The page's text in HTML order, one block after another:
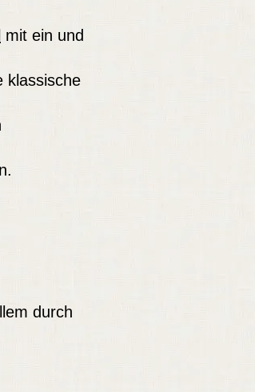
mit ein und
klassische
durch